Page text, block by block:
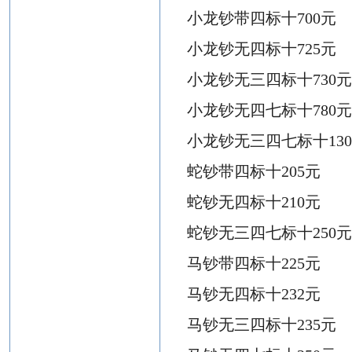
小龙钞带四标十700元
小龙钞无四标十725元
小龙钞无三四标十730元
小龙钞无四七标十780元
小龙钞无三四七标十
蛇钞带四标十205元
蛇钞无四标十210元
蛇钞无三四七标十250元
马钞带四标十225元
马钞无四标十232元
马钞无三四标十235元